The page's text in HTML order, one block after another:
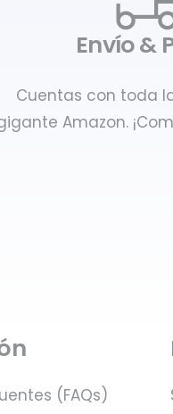
Envío &
Cuentas con toda
Amazon.
(FAQs)